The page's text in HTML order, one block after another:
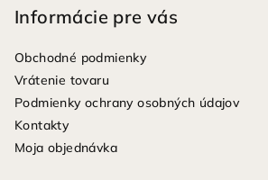
Informácie pre vás
Obchodné podmienky
Vrátenie tovaru
Podmienky ochrany osobných údajov
Kontakty
Moja objednávka